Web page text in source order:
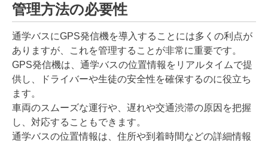
管理方法の必要性
通学バスにGPS発信機を導入することには多くの利点が
ありますが、これを管理することが非常に重要です。
GPS発信機は、通学バスの位置情報をリアルタイムで提
供し、ドライバーや生徒の安全性を確保するのに役立ち
ます。
車両のスムーズな運行や、遅れや交通渋滞の原因を把握
し、対応することもできます。
通学バスの位置情報は、住所や到着時間などの詳細情報